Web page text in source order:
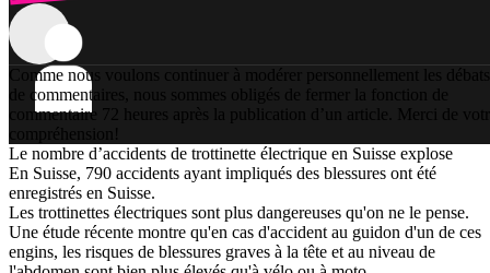
Comme nous voulons continuer à modérer personnellement les débats
de commentaires, nous sommes obligés de fermer la fonction de
commentaire 72 heures après la publication d’un article. Merci de
compréhension!
Le nombre d’accidents de trottinette électrique en Suisse explose
En Suisse, 790 accidents ayant impliqués des blessures ont été
enregistrés en Suisse.
Les trottinettes électriques sont plus dangereuses qu'on ne le pense.
Une étude récente montre qu'en cas d'accident au guidon d'un de ces
engins, les risques de blessures graves à la tête et au niveau de